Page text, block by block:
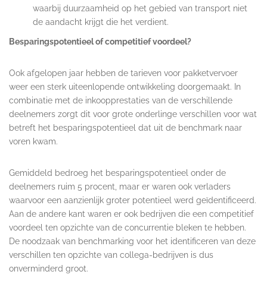
waarbij duurzaamheid op het gebied van transport niet
de aandacht krijgt die het verdient.
Besparingspotentieel of competitief voordeel?
Ook afgelopen jaar hebben de tarieven voor pakketvervoer
weer een sterk uiteenlopende ontwikkeling doorgemaakt. In
combinatie met de inkoopprestaties van de verschillende
deelnemers zorgt dit voor grote onderlinge verschillen voor wat
betreft het besparingspotentieel dat uit de benchmark naar
voren kwam.
Gemiddeld bedroeg het besparingspotentieel onder de
deelnemers ruim 5 procent, maar er waren ook verladers
waarvoor een aanzienlijk groter potentieel werd geïdentificeerd.
Aan de andere kant waren er ook bedrijven die een competitief
voordeel ten opzichte van de concurrentie bleken te hebben.
De noodzaak van benchmarking voor het identificeren van deze
verschillen ten opzichte van collega-bedrijven is dus
onverminderd groot.